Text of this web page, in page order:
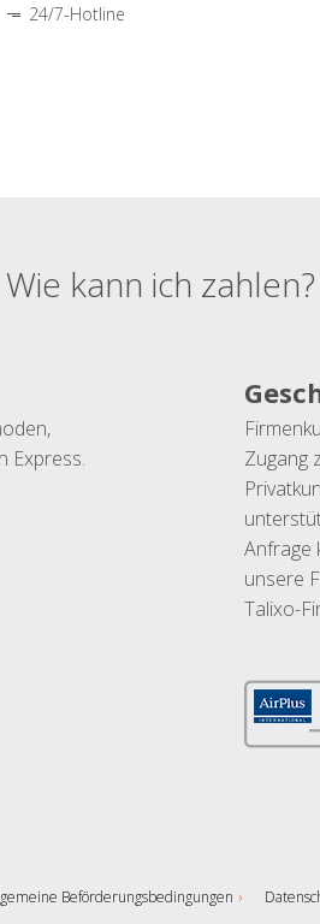
24/7-Hotline
Wie kann ich zahlen?
Express.
Zugang
Anfrage
unsere
Talixo-
Beförderungsbedingungen